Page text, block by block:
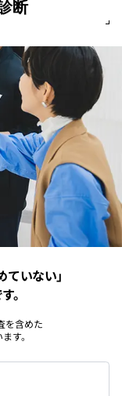
断
いない」
。
を含めた
す。